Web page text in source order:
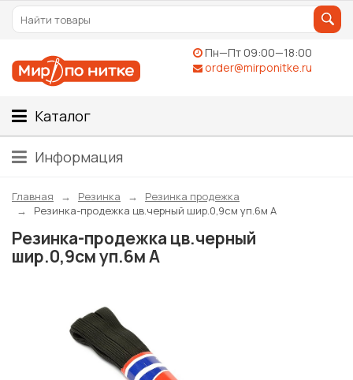
Пн—Пт 09:00—18:00
order@mirponitke.ru
Каталог
Информация
Главная Резинка
Резинка продежка
Резинка-продежка цв.черный шир.0,9см уп.6м А
Резинка-продежка цв.черный
шир.0,9см уп.6м А